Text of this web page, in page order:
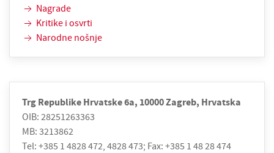
Nagrade
Kritike i osvrti
Narodne nošnje
Trg Republike Hrvatske 6a, 10000 Zagreb, Hrvatska
OIB: 28251263363
MB: 3213862
Tel: +385 1 4828 472, 4828 473; Fax: +385 1 48 28 474